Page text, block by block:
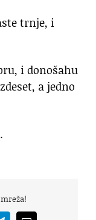
trnje, i
i donošahu
a jedno
.